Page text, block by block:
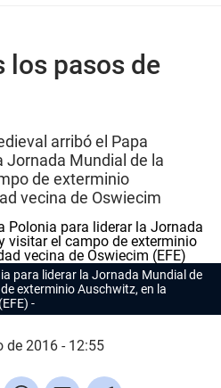
los pasos de
arribó el Papa
Jornada Mundial de la
de exterminio
vecina de Oswiecim
para liderar la Jornada Mundial de
exterminio Auschwitz, en la
de 2016 - 12:55